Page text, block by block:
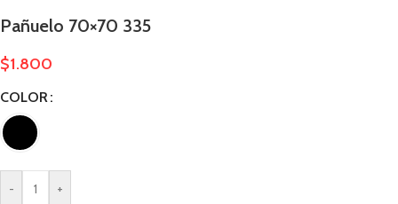
Pañuelo 70×70 335
$1.800
COLOR
- +